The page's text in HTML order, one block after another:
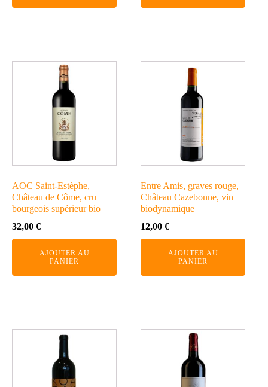
AOC Saint-Estèphe,
Château de Côme, cru
bourgeois supérieur bio
32,00 €
AJOUTER AU
PANIER
Entre Amis, graves rouge,
Château Cazebonne, vin
biodynamique
12,00€
AJOUTER AU
PANIER